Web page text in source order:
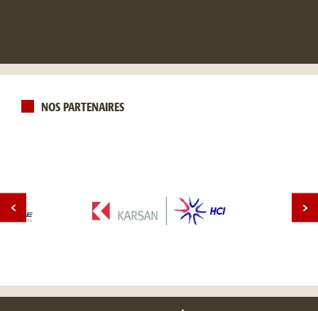
NOS PARTENAIRES